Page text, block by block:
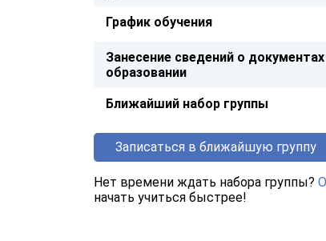
График обучения
Занесение сведений о
образовании
Ближайший набор группы
Записаться в ближайшую группу
Нет времени ждать набора группы?
начать учиться быстрее!